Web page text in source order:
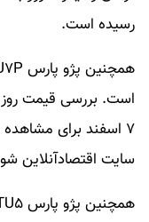
رسیده است.
است. بررسی قیمت روز
۷ اسفند برای
سایت اقتصادآنلاین